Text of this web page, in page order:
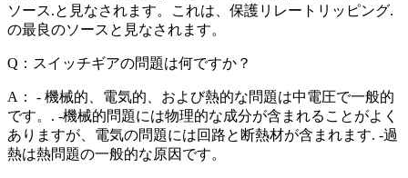
ソース.と見なされます。これは、保護リレートリッピング.
の最良のソースと見なされます。
Q：スイッチギアの問題は何ですか？
A： - 機械的、電気的、および熱的な問題は中電圧で一般的
です。. -機械的問題には物理的な成分が含まれることがよく
ありますが、電気の問題には回路と断熱材が含まれます. -過
熱は熱問題の一般的な原因です。